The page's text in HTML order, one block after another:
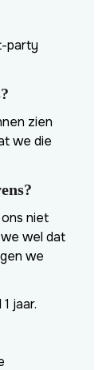
party
zien
we die
niet
wel dat
we
jaar.